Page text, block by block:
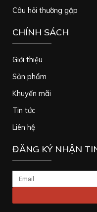
Câu hỏi thường gặp
CHÍNH SÁCH
Giới thiệu
Sản phẩm
Khuyến mãi
Tin tức
Liên hệ
ĐĂNG KÝ NHẬN
Email